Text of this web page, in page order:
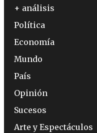
+ análisis
Política
Economía
Mundo
País
Opinión
Sucesos
Arte y Espectáculos